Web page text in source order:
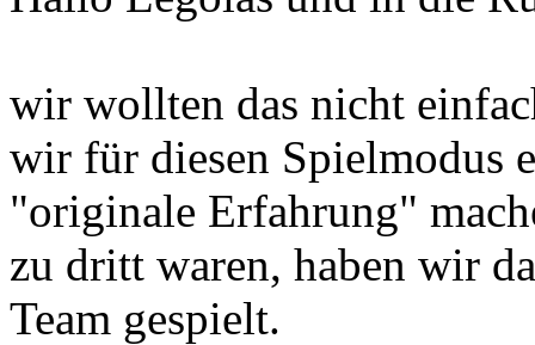
wir wollten das nicht
wir für diesen Spielmodus
"originale Erfahrung"
zu dritt waren, haben wir
Team gespielt.